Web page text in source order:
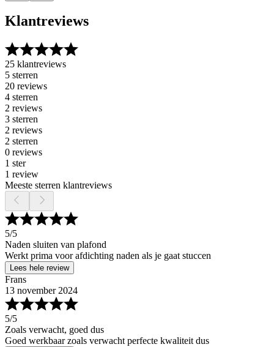
Klantreviews
25 klantreviews
5 sterren
20 reviews
4 sterren
2 reviews
3 sterren
2 reviews
2 sterren
0 reviews
1 ster
1 review
Meeste sterren klantreviews
5/5
Naden sluiten van plafond
Werkt prima voor afdichting naden als je gaat stuccen
Lees hele review
Frans
13 november 2024
5/5
Zoals verwacht, goed dus
Goed werkbaar zoals verwacht perfecte kwaliteit dus